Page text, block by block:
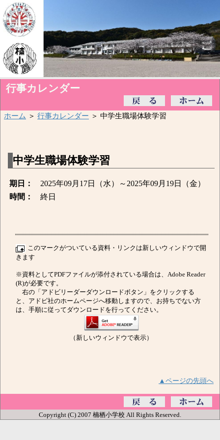
行事カレンダー
ホーム ＞ 行事カレンダー ＞ 中学生職場体験学習
中学生職場体験学習
期日：
2025年09月17日（水）～2025年09月19日（金）
時間：
終日
このマークがついている資料・リンクは新しいウィンドウで開
きます
※資料としてPDFファイルが添付されている場合は、Adobe Reader
(R)が必要です。
右の「アドビリーダーダウンロードボタン」をクリックする
と、アドビ社のホームページへ移動しますので、お持ちでない方
は、手順に従ってダウンロードを行ってください。
（新しいウィンドウで表示）
▲ページの先頭へ
Copyright (C) 2007 楠栖小学校 All Rights Reserved.